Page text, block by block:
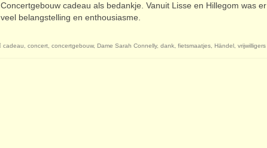
Concertgebouw cadeau als bedankje. Vanuit Lisse en Hillegom was er
veel belangstelling en enthousiasme.
cadeau, concert, concertgebouw, Dame Sarah Connelly, dank, fietsmaatjes, Händel, vrijwilligers